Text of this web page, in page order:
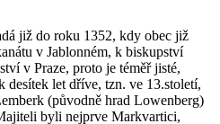
již do roku 1352, kdy obec již
v Jablonném, k biskupství
v Praze, proto je téměř jisté,
desítek let dříve, tzn. ve 13.století,
(původně hrad Lowenberg)
byli nejprve Markvartici,